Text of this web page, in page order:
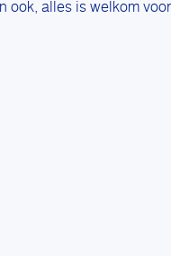
ook, alles is welkom